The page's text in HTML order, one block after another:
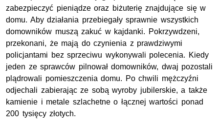
zabezpieczyć pieniądze oraz biżuterię znajdujące się w
domu. Aby działania przebiegały sprawnie wszystkich
domowników muszą zakuć w kajdanki. Pokrzywdzeni,
przekonani, że mają do czynienia z prawdziwymi
policjantami bez sprzeciwu wykonywali polecenia. Kiedy
jeden ze sprawców pilnował domowników, dwaj pozostali
plądrowali pomieszczenia domu. Po chwili mężczyźni
odjechali zabierając ze sobą wyroby jubilerskie, a także
kamienie i metale szlachetne o łącznej wartości ponad
200 tysięcy złotych.